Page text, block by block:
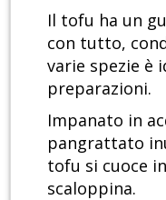
Il tofu ha un
con tutto,
varie spezie è
preparazioni.
Impanato in
pangrattato
tofu si cuoce
scaloppina.